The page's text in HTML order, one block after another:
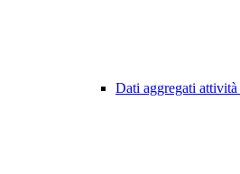
Dati aggregati